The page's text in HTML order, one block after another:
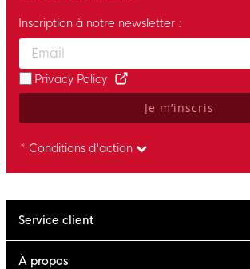
Enter your email and accept the privacy
Inscription à notre newsletter :
Privacy Policy
Je m’inscris
* Conditions d'action
Service client
À propos